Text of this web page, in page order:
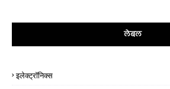
लेबल
इलेक्ट्रॉनिक्स